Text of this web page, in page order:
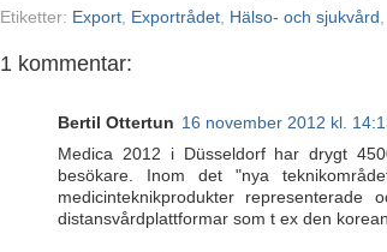
Etiketter: Export, Exportrådet, Hälso- och sjukvård ,
1 kommentar:
Bertil Ottertun 16 november 2012 kl.
Medica 2012 i Düsseldorf har drygt
besökare. Inom det "nya
medicinteknikprodukter
distansvårdplattformar som t ex den